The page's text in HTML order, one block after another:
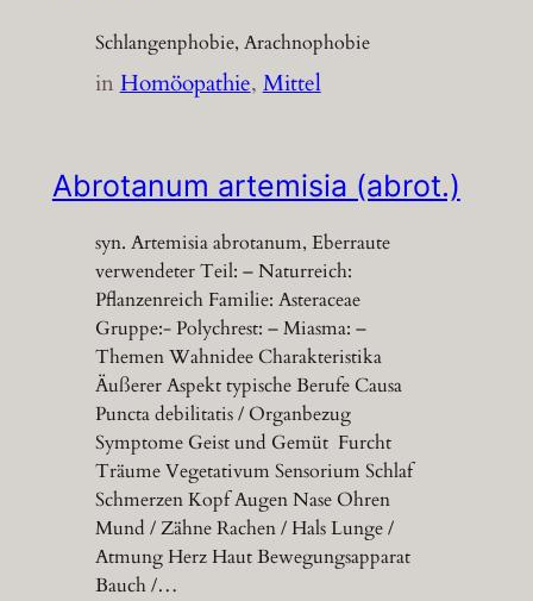
Schlangenphobie, Arachnophobie
inHomöopathie, Mittel
Abrotanum artemisia (abrot.)
syn. Artemisia abrotanum, Eberraute
verwendeter Teil: – Naturreich:
Pflanzenreich Familie: Asteraceae
Gruppe:- Polychrest: – Miasma: –
Themen Wahnidee Charakteristika
Äußerer Aspekt typische Berufe Causa
Puncta debilitatis / Organbezug
Symptome Geist und Gemüt Furcht
Träume Vegetativum Sensorium Schlaf
Schmerzen Kopf Augen Nase Ohren
Mund / Zähne Rachen / Hals Lunge /
Atmung Herz Haut Bewegungsapparat
Bauch /…